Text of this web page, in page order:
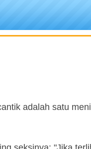
adalah satu